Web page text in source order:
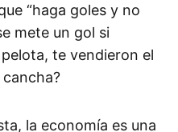
“haga goles y no
mete un gol si
te vendieron el
la economía es una